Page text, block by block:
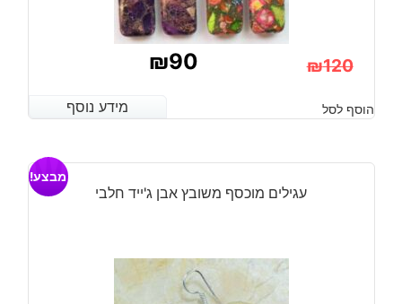
₪120
המקורי
היה:
₪120.
₪90
הנוכחי
הוא:
מידע נוסף הוסף לסל מידע נוסף
עגילים מוכסף משובץ אבן ג'ייד חלבי
מבצע!